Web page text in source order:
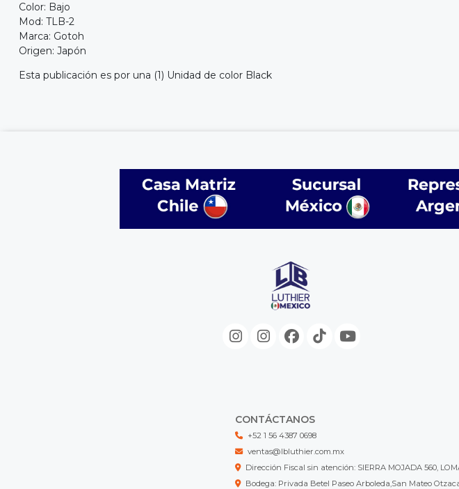
Color: Bajo
Mod: TLB-2
Marca: Gotoh
Origen: Japón
Esta publicación es por una (1) Unidad de color Black
CONTÁCTANOS
+52 1 56 4387 0698
ventas@lbluthier.com.mx
Dirección Fiscal sin atención: SIERRA MOJADA 560,
Bodega: Privada Betel Paseo Arboleda,San Mateo